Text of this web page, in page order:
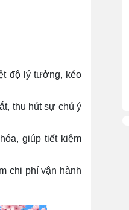
độ lý tưởng, kéo
thu hút sự chú ý
giúp tiết kiệm
chi phí vận hành